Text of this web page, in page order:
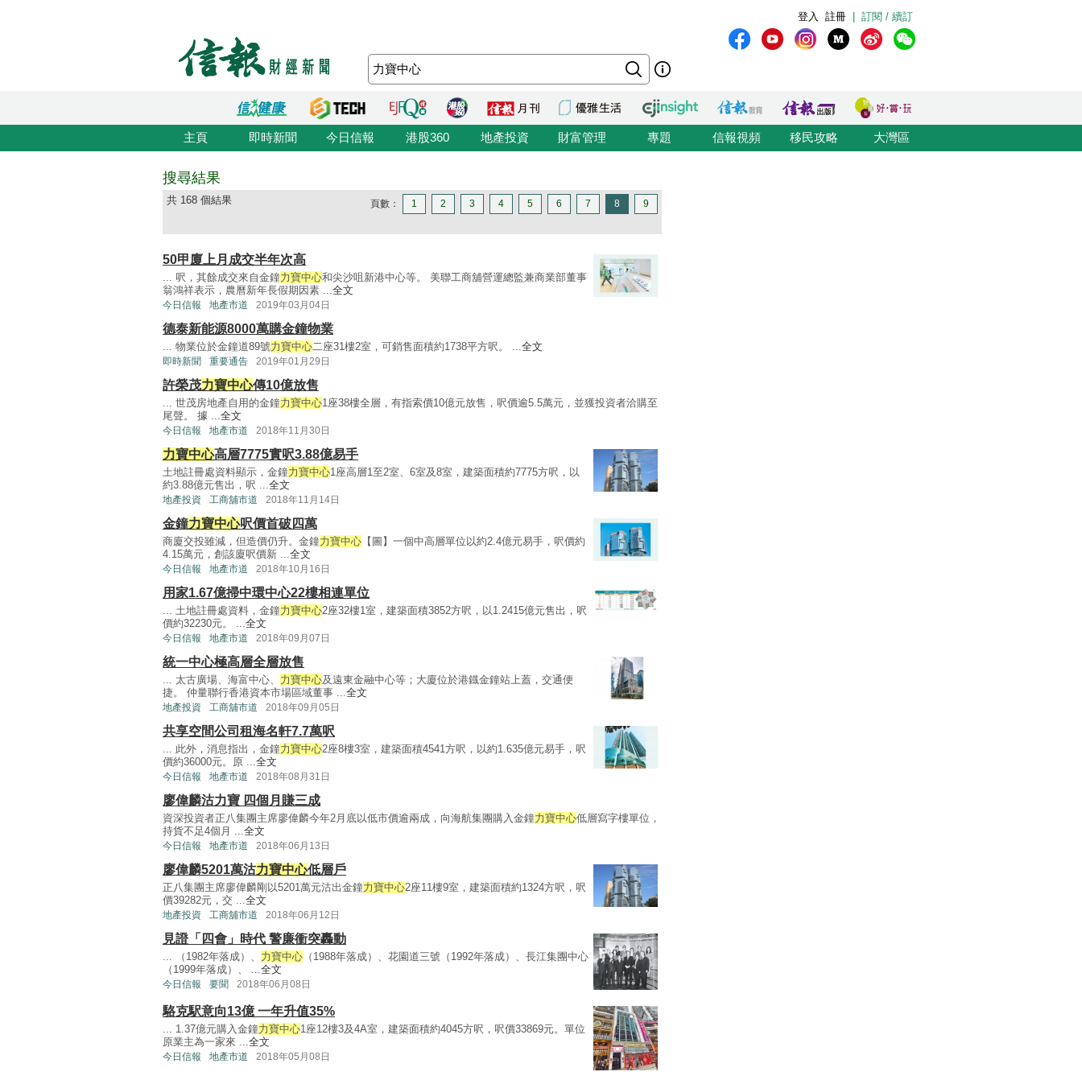
訂閱 / 續訂
註冊
登入
主頁 即時新聞 今日信報 港股360 地產投資 財富管理 專題 信報視頻 移民攻略 大灣區
搜尋結果
共 168 個結果 頁數： 1 2 3 4 5 6 7 8 9
50甲廈上月成交半年次高
... 呎，其餘成交來自金鐘力寶中心和尖沙咀新港中心等。 美聯工商舖營運總監兼商業部董事
翁鴻祥表示，農曆新年長假期因素 ...全文
今日信報 地產市道 2019年03月04日
德泰新能源8000萬購金鐘物業
... 物業位於金鐘道89號力寶中心二座31樓2室，可銷售面積約1738平方呎。 ...全文
即時新聞 重要通告 2019年01月29日
許榮茂力寶中心傳10億放售
... 世茂房地產自用的金鐘力寶中心1座38樓全層，有指索價10億元放售，呎價逾5.5萬元，並獲投資者洽購至
尾聲。 據 ...全文
今日信報 地產市道 2018年11月30日
力寶中心高層7775實呎3.88億易手
土地註冊處資料顯示，金鐘力寶中心1座高層1至2室、6室及8室，建築面積約7775方呎，以
約3.88億元售出，呎 ...全文
地產投資 工商舖市道 2018年11月14日
金鐘力寶中心呎價首破四萬
商廈交投雖減，但造價仍升。金鐘力寶中心 【圖】一個中高層單位以約2.4億元易手，呎價約
4.15萬元，創該廈呎價新 ...全文
今日信報 地產市道 2018年10月16日
用家1.67億掃中環中心22樓相連單位
... 土地註冊處資料，金鐘力寶中心2座32樓1室，建築面積3852方呎，以1.2415億元售出，呎
價約32230元。 ...全文
今日信報 地產市道 2018年09月07日
統一中心極高層全層放售
... 太古廣場、海富中心、 力寶中心及遠東金融中心等；大廈位於港鐡金鐘站上蓋，交通便
捷。 仲量聯行香港資本市場區域董事 ...全文
地產投資 工商舖市道 2018年09月05日
共享空間公司租海名軒7.7萬呎
... 此外，消息指出，金鐘力寶中心2座8樓3室，建築面積4541方呎，以約1.635億元易手，呎
價約36000元。原 ...全文
今日信報 地產市道 2018年08月31日
廖偉麟沽力寶 四個月賺三成
資深投資者正八集團主席廖偉麟今年2月底以低市價逾兩成，向海航集團購入金鐘力寶中心低層寫字樓單位，
持貨不足4個月 ...全文
今日信報 地產市道 2018年06月13日
廖偉麟5201萬沽力寶中心低層戶
正八集團主席廖偉麟剛以5201萬元沽出金鐘力寶中心2座11樓9室，建築面積約1324方呎，呎
價39282元，交 ...全文
地產投資 工商舖市道 2018年06月12日
見證「四會」時代 警廉衝突轟動
... （1982年落成）、 力寶中心 （1988年落成）、花園道三號（1992年落成）、長江集團中心
（1999年落成）、 ...全文
今日信報 要聞 2018年06月08日
駱克駅意向13億 一年升值35%
... 1.37億元購入金鐘力寶中心1座12樓3及4A室，建築面積約4045方呎，呎價33869元。單位
原業主為一家來 ...全文
今日信報 地產市道 2018年05月08日